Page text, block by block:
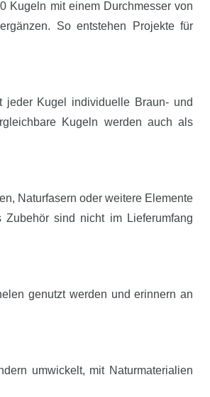
Kugeln mit einem Durchmesser von
So entstehen Projekte für
Kugel individuelle Braun- und
Kugeln werden auch als
Naturfasern oder weitere Elemente
sind nicht im Lieferumfang
genutzt werden und erinnern an
umwickelt, mit Naturmaterialien